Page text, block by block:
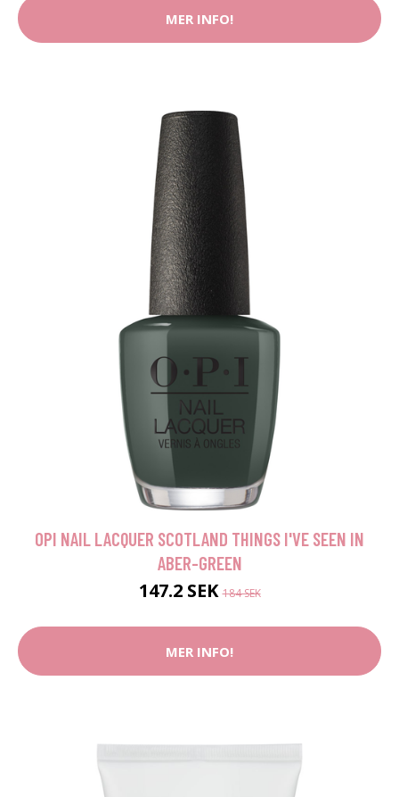
MER INFO!
OPI NAIL LACQUER SCOTLAND THINGS I'VE SEEN IN
ABER-GREEN
147.2 SEK184 SEK
MER INFO!